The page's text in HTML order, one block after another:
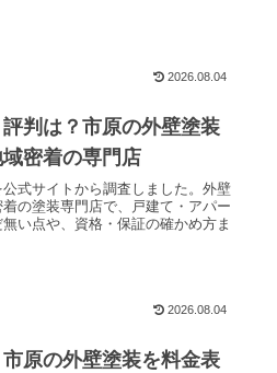
2026.08.04
判は？市原の外壁塗装
密着の専門店
式サイトから調査しました。外壁
の塗装専門店で、戸建て・アパー
い点や、資格・保証の確かめ方ま
2026.08.04
原の外壁塗装を料金表